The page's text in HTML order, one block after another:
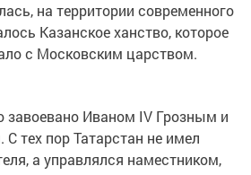
на территории современного
Казанское ханство, которое
с Московским царством.
завоевано Иваном IV Грозным и
тех пор Татарстан не имел
а управлялся наместником,